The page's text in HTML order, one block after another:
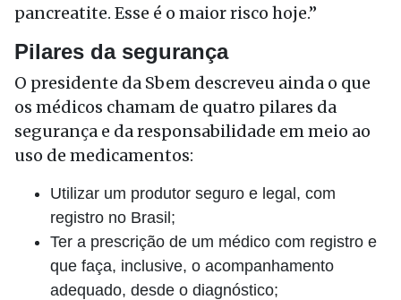
pancreatite. Esse é o maior risco hoje.”
Pilares da segurança
O presidente da Sbem descreveu ainda o que
os médicos chamam de quatro pilares da
segurança e da responsabilidade em meio ao
uso de medicamentos:
Utilizar um produtor seguro e legal, com
registro no Brasil;
Ter a prescrição de um médico com registro e
que faça, inclusive, o acompanhamento
adequado, desde o diagnóstico;